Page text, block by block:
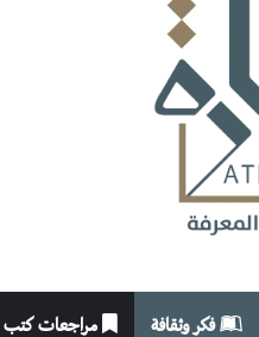
فكر وثقافة مراجعات كتب